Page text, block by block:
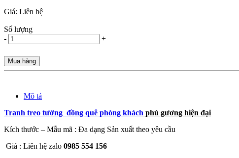
Giá: Liên hệ
Số lượng
-
+
Mua hàng
Mô tả
Tranh treo tường đồng quê phòng khách phủ gương hiện đại
Kích thước – Mẫu mã : Đa dạng Sản xuất theo yêu cầu
Giá : Liên hệ zalo 0985 554 156